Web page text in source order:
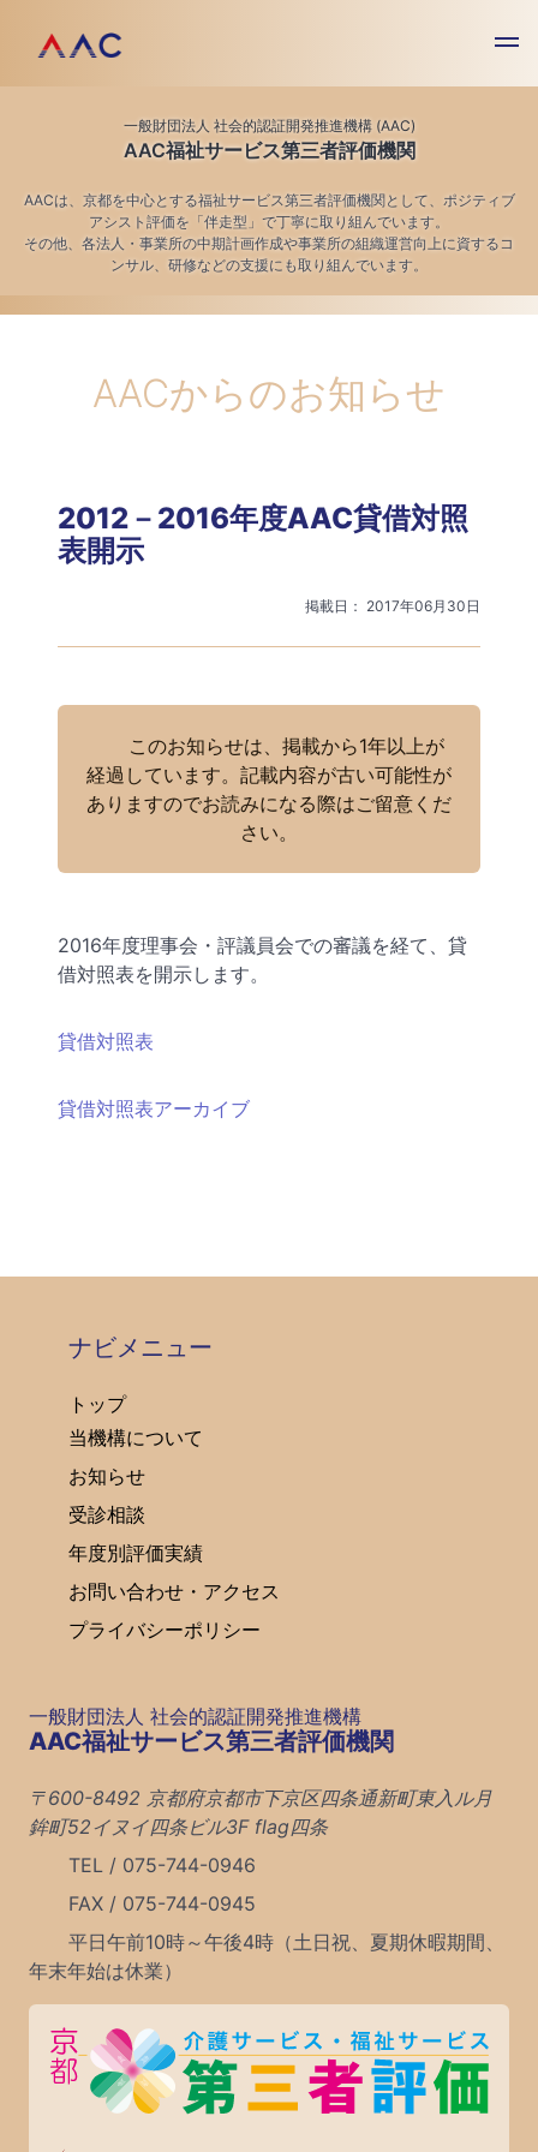
一般財団法人 社会的認証開発推進機構 (AAC)
AAC福祉サービス第三者評価機関
AACは、京都を中心とする福祉サービス第三者評価機関として、ポジティブ
アシスト評価を「伴走型」で丁寧に取り組んでいます。
その他、各法人・事業所の中期計画作成や事業所の組織運営向上に資するコ
ンサル、研修などの支援にも取り組んでいます。
AACからのお知らせ
2012－2016年度AAC貸借対照
表開示
掲載日： 2017年06月30日
このお知らせは、掲載から1年以上が
経過しています。記載内容が古い可能性が
ありますのでお読みになる際はご留意くだ
さい。
2016年度理事会・評議員会での審議を経て、貸
借対照表を開示します。
貸借対照表
貸借対照表アーカイブ
ナビメニュー
トップ
当機構について
お知らせ
受診相談
年度別評価実績
お問い合わせ・アクセス
プライバシーポリシー
一般財団法人 社会的認証開発推進機構
AAC福祉サービス第三者評価機関
〒600-8492 京都府京都市下京区四条通新町東入ル月
鉾町52イヌイ四条ビル3F flag四条
TEL / 075-744-0946
FAX / 075-744-0945
平日午前10時～午後4時（土日祝、夏期休暇期間、
年末年始は休業）